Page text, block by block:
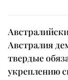
Австралия
твердые
укреплению